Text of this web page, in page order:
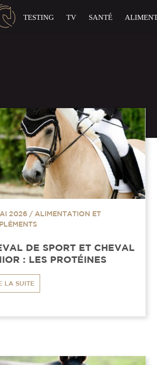
TESTING TV SANTÉ
2026 / ALIMENTATION ET
DE SPORT ET CHEVAL
: LES PROTÉINES
LA SUITE
des cookies